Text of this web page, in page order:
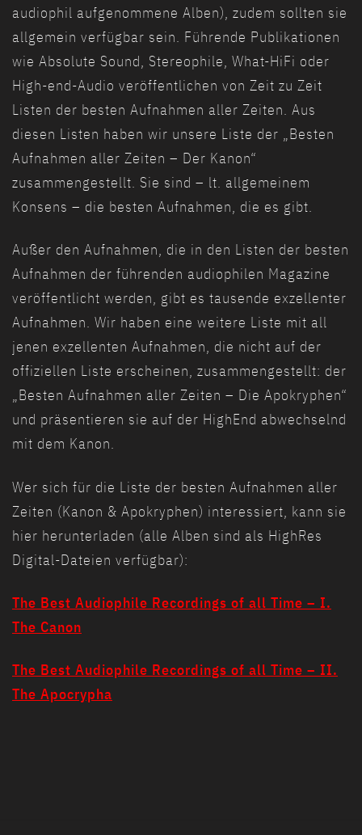
audiophil aufgenommene Alben), zudem sollten sie
allgemein verfügbar sein. Führende Publikationen
wie Absolute Sound, Stereophile, What-HiFi oder
High-end-Audio veröffentlichen von Zeit zu Zeit
Listen der besten Aufnahmen aller Zeiten. Aus
diesen Listen haben wir unsere Liste der „Besten
Aufnahmen aller Zeiten – Der Kanon“
zusammengestellt. Sie sind – lt. allgemeinem
Konsens – die besten Aufnahmen, die es gibt.
Außer den Aufnahmen, die in den Listen der besten
Aufnahmen der führenden audiophilen Magazine
veröffentlicht werden, gibt es tausende exzellenter
Aufnahmen. Wir haben eine weitere Liste mit all
jenen exzellenten Aufnahmen, die nicht auf der
offiziellen Liste erscheinen, zusammengestellt: der
„Besten Aufnahmen aller Zeiten – Die Apokryphen“
und präsentieren sie auf der HighEnd abwechselnd
mit dem Kanon.
Wer sich für die Liste der besten Aufnahmen aller
Zeiten (Kanon & Apokryphen) interessiert, kann sie
hier herunterladen (alle Alben sind als HighRes
Digital-Dateien verfügbar):
The Best Audiophile Recordings of all Time – I.
The Canon
The Best Audiophile Recordings of all Time – II.
The Apocrypha